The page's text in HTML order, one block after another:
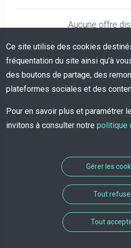
Aucune offre
Solution de rendez-vous
développée par
Ce site utilise des cookies
fréquentation du site ainsi qu’à
des boutons de partage, des
plateformes sociales et des
Pour en savoir plus et paramétrer
invitons à consulter notre politique
Gérer les
Tout
Tout